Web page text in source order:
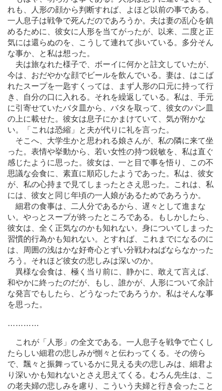
れも、人形の顔から判断すれば、よほど以前の事である。
一人息子は戦争で死んだのであろうか。夫は妻の乱心を鎮
めるために、彼女に人形を当てがったが、以来、二度と正
気には還らぬのを、こうして連れて歩いている。多分そん
な事か、と私は想った。
夫は旅なれた様子で、ボーイに何かと註文していたが、
今は、おだやかな顔でビールを飲んでいる。妻は、はこば
れたスープを一匙すくっては、まず人形の口元に持って行
き、自分の口に入れる。それを繰返している。私は、手元
に引寄せていたバタ皿から、バタを取って、彼女のパン皿
の上に載せた。彼女は息子にかまけていて、気が附かな
い。「これは恐縮」と夫が代りに礼を言った。
そこへ、大学生かと思われる娘さんが、私の隣に来て坐
った。表情や挙動から、若い女性の持つ鋭敏を、私は直ぐ
感じたように思った。彼女は、一と目で事を悟り、この不
思議な会食に、素直に順応したようであった。私は、彼女
が、私の心持まで見てしまったとさえ思った。これは、私
には、彼女と同じ年頃の一人娘があるためであろうか。
細君の食事は、二人分であるから、遅々として進まな
い。やっとスープが終ったところである。もしかしたら、
彼女は、全く正気なのかも知れない。身についてしまった
習慣的行為かも知れない。とすれば、これまでになるのに
は、周囲の浅はかな好奇心とずい分戦わねばならなかった
ろう。それほど彼女の悲しみは深いのか。
異様な会食は、極く当り前に、静かに、敢えて言えば、
和やかに終ったのだが、もし、誰かが、人形について余計
な発言でもしたら、どうなったであろうか。私はそんな事
を思った。
… … … …
これが「人形」の全文である。一人息子を戦争で亡くし
たらしい細君の悲しみが惻々と伝わってくる。その傍ら
で、飄々と振舞っているかに見える夫の悲しみは、細君よ
り深いかも知れないとさえ思えてくる。むろん先生は、こ
の老夫婦の悲しみを慮り、こういう夫婦と行き会ったこと